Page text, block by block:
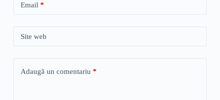
Email *
Site web
Adaugă un comentariu *